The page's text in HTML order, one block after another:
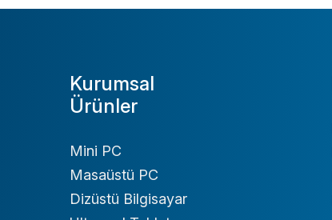
Kurumsal
Ürünler
Mini PC
Masaüstü PC
Dizüstü Bilgisayar